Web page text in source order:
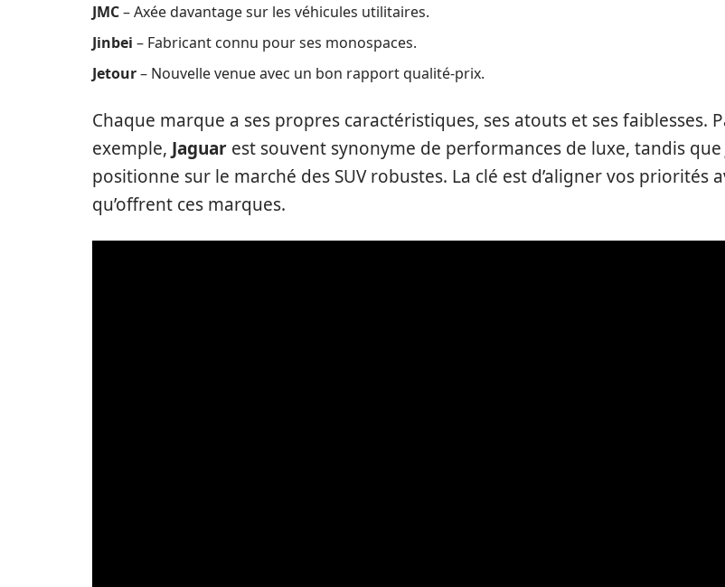
JMC– Axée davantage sur les véhicules utilitaires.
Jinbei – Fabricant connu pour ses monospaces.
Jetour– Nouvelle venue avec un bon rapport qualité-prix.
Chaque marque a ses propres caractéristiques, ses atouts et ses faiblesses.
exemple, Jaguar est souvent synonyme de performances de luxe, tandis que
positionne sur le marché des SUV robustes. La clé est d’aligner vos priorités
qu’offrent ces marques.